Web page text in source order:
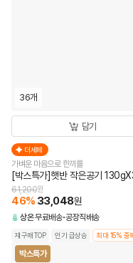
36개
담기
더세페
가벼운 마음으로 한끼를
[박스특가]햇반 작은공기
61,200원
46% 33,048원
상온무료배송 공장직배송
재구매TOP 인기 급상승 최대 15% 중
박스특가